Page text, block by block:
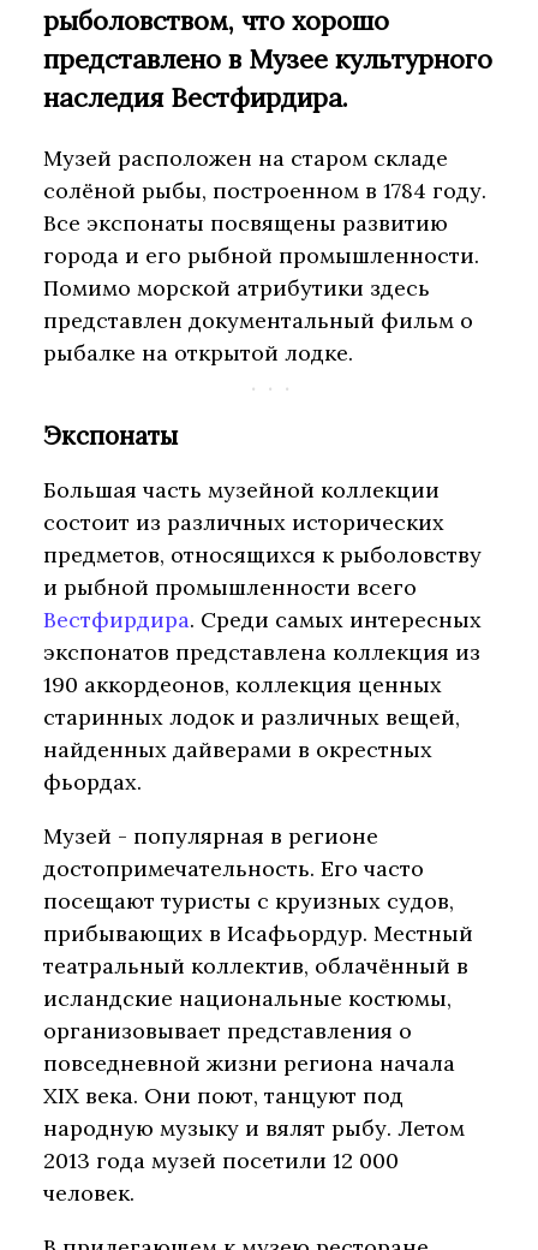
рыболовством, что хорошо
представлено в Музее культурного
наследия Вестфирдира.
Музей расположен на старом складе
солёной рыбы, построенном в 1784 году.
Все экспонаты посвящены развитию
города и его рыбной промышленности.
Помимо морской атрибутики здесь
представлен документальный фильм о
рыбалке на открытой лодке.
Экспонаты
Большая часть музейной коллекции
состоит из различных исторических
предметов, относящихся к рыболовству
и рыбной промышленности всего
Вестфирдира. Среди самых интересных
экспонатов представлена коллекция из
190 аккордеонов, коллекция ценных
старинных лодок и различных вещей,
найденных дайверами в окрестных
фьордах.
Музей - популярная в регионе
достопримечательность. Его часто
посещают туристы с круизных судов,
прибывающих в Исафьордур. Местный
театральный коллектив, облачённый в
исландские национальные костюмы,
организовывает представления о
повседневной жизни региона начала
XIX века. Они поют, танцуют под
народную музыку и вялят рыбу. Летом
2013 года музей посетили 12 000
человек.